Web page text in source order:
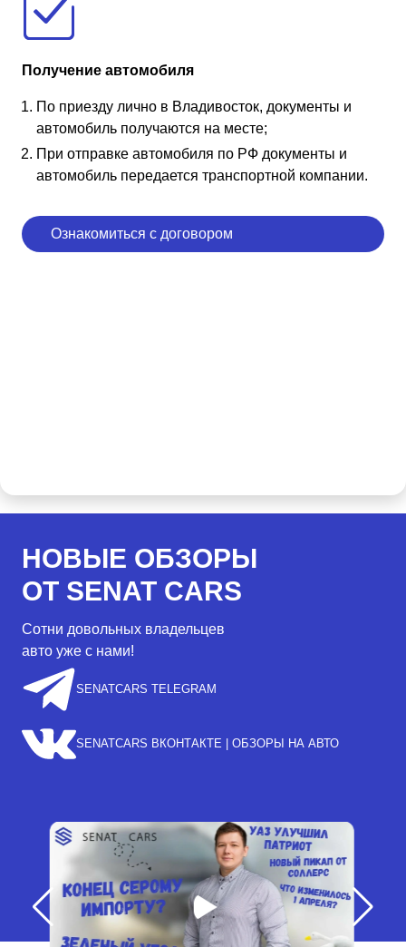
Получение автомобиля
По приезду лично в Владивосток, документы и
автомобиль получаются на месте;
При отправке автомобиля по РФ документы и
автомобиль передается транспортной компании.
Ознакомиться с договором
НОВЫЕ ОБЗОРЫ
ОТ SENAT CARS
Сотни довольных владельцев
авто уже с нами!
SENATCARS TELEGRAM
SENATCARS ВКОНТАКТЕ | ОБЗОРЫ НА АВТО